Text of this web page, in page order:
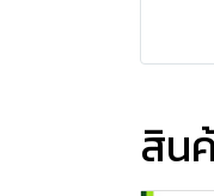
สิน